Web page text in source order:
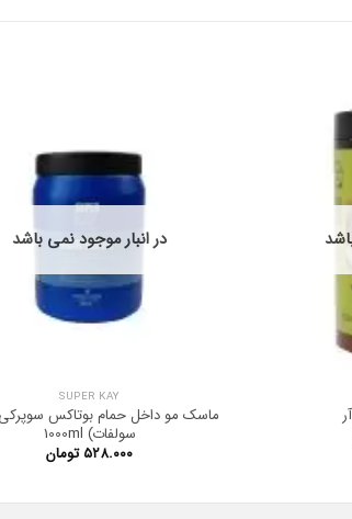
در انبار موجود نمی باشد
SUPER KAY
ماسک مو داخل حمام بوتاکس
سولفات) 1000ml
۵۲۸.۰۰۰ تومان